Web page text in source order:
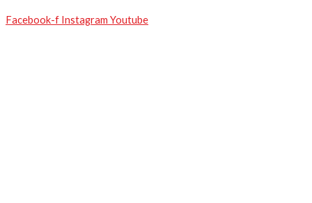
Facebook-f Instagram Youtube